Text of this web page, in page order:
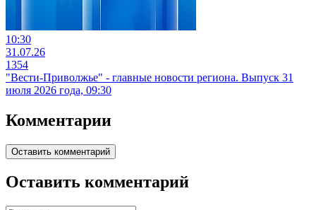
10:30
31.07.26
1354
"Вести-Приволжье" - главные новости региона. Выпуск 31
июля 2026 года, 09:30
Комментарии
Оставить комментарий
Оставить комментарий